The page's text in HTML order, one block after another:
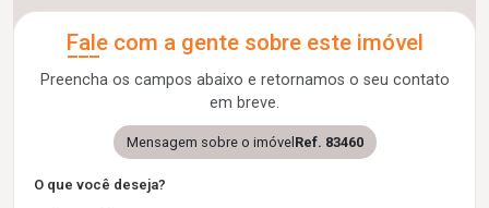
Fale com a gente sobre este imóvel
Preencha os campos abaixo e retornamos o seu contato
em breve.
Mensagem sobre o imóvel Ref. 83460
O que você deseja?